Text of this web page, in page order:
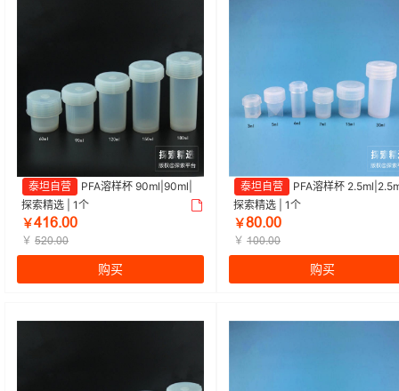
泰坦自营
PFA溶样杯 90ml|90ml|
探索精选 | 1个
￥ɉȩĕŽŖŖ
￥ ŬŒŖŽŖŖ
购买
泰坦自营
PFA溶样杯
探索精选 | 1个
￥ȀŖŽŖŖ
￥ ȩŖŖŽŖŖ
购买